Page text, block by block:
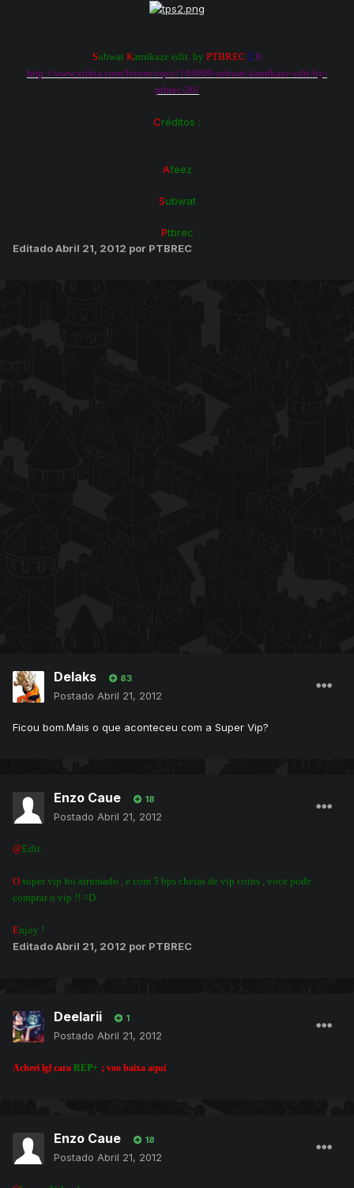
Subwat Kamikaze edit. by PTBREC 2 0
http://www.xtibia.com/forum/topic/184909-subwat-kamikaze-edit-by-
ptbrec-20/
Créditos :
Afeez
Subwat
Ptbrec
EditadoAbril 21, 2012 por PTBREC
Delaks 83
Postado Abril 21, 2012
Ficou bom.Mais o que aconteceu com a Super Vip?
Enzo Caue 18
Postado Abril 21, 2012
@Edit.
O super vip foi arrumado , e com 5 bps cheias de vip coins , voce pode
comprar o vip !! =D
Enjoy !
EditadoAbril 21, 2012 por PTBREC
Deelarii 1
Postado Abril 21, 2012
Acheei lgl cara REP+ ; voo baixa aqui
Enzo Caue 18
Postado Abril 21, 2012